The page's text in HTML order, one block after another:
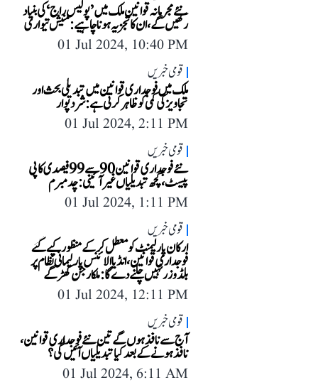
نئے مجرمانہ قوانین ملک میں ’پولیس راج‘ کی بنیاد
رکھیں گے، ان کا تجزیہ ہونا چاہیے: منیش تیواری
01 Jul 2024, 10:40 PM
قومی خبریں
ملک میں فوجداری قوانین میں تبدیلی بحث اور
تجاویز کی کمی کو ظاہر کرتی ہے: شرد پوار
01 Jul 2024, 2:11 PM
قومی خبریں
نئے فوجداری قوانین 90 سے 99 فیصدی کاپی
پیسٹ، کچھ تبدیلیاں غیر آئینی: چدمبرم
01 Jul 2024, 1:11 PM
قومی خبریں
ارکان پارلیمنٹ کو معطل کرکے منظور کیے گئے
فوجداری قوانین، انڈیا الائنس پارلیمانی نظام پر
بلڈوزر نہیں چلنے دے گا: ملکارجن کھڑگے
01 Jul 2024, 12:11 PM
قومی خبریں
آج سے نافذ ہوں گے تین نئے فوجداری قوانین ،
نافذ ہونے کے بعد کیا تبدیلیاں آئیں گی؟
01 Jul 2024, 6:11 AM